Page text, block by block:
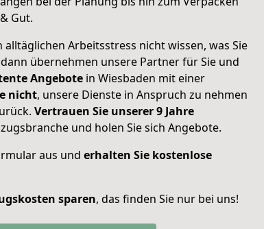
Gut.
alltäglichen Arbeitsstress nicht wissen, was Sie
übernehmen unsere Partner für Sie und
Angebote in Wiesbaden mit einer
nicht, unsere Dienste in Anspruch zu nehmen
Vertrauen Sie unserer 9 Jahre
und holen Sie sich Angebote.
aus und erhalten Sie kostenlose
sparen, das finden Sie nur bei uns!